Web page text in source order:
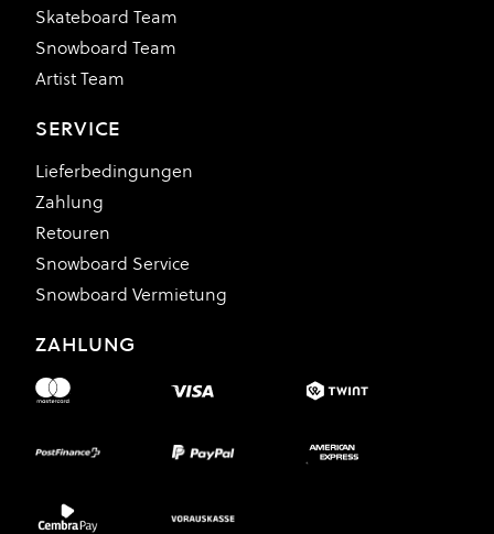
Skateboard Team
Snowboard Team
Artist Team
SERVICE
Lieferbedingungen
Zahlung
Retouren
Snowboard Service
Snowboard Vermietung
ZAHLUNG